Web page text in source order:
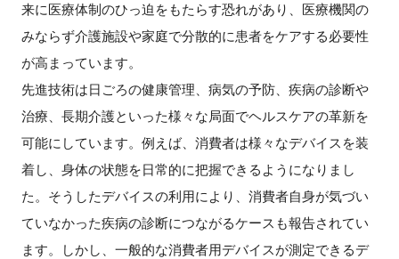
閉じる
来に医療体制のひっ迫をもたらす恐れがあり、医療機関の
みならず介護施設や家庭で分散的に患者をケアする必要性
が高まっています。
先進技術は日ごろの健康管理、病気の予防、疾病の診断や
治療、長期介護といった様々な局面でヘルスケアの革新を
可能にしています。例えば、消費者は様々なデバイスを装
着し、身体の状態を日常的に把握できるようになりまし
た。そうしたデバイスの利用により、消費者自身が気づい
ていなかった疾病の診断につながるケースも報告されてい
ます。しかし、一般的な消費者用デバイスが測定できるデ